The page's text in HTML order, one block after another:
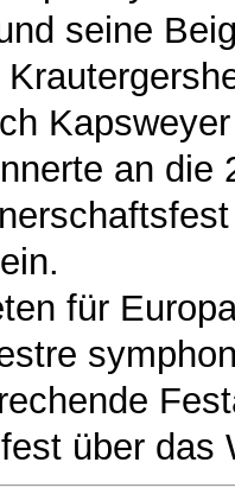
seine
an die
für
über das